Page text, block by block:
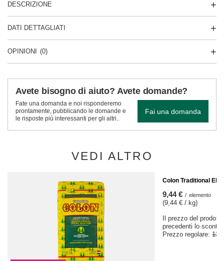
DESCRIZIONE
DATI DETTAGLIATI
OPINIONI (0)
Avete bisogno di aiuto? Avete domande?
Fate una domanda e noi risponderemo
prontamente, pubblicando le domande e
le risposte più interessanti per gli altri..
Fai una domanda
VEDI ALTRO
Colon Traditional
9,44 € / elemento
(9,44 € / kg)
Il prezzo del
precedenti lo
Prezzo regolare: